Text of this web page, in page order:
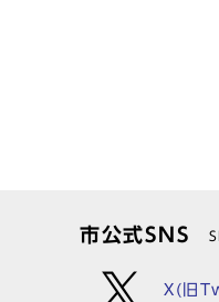
市公式SNS
X(旧